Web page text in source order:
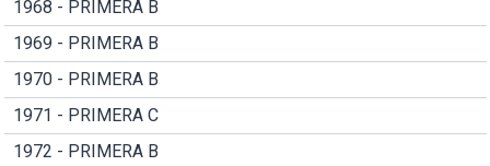
1968 - PRIMERA B
1969 - PRIMERA B
1970 - PRIMERA B
1971 - PRIMERA C
1972 - PRIMERA B